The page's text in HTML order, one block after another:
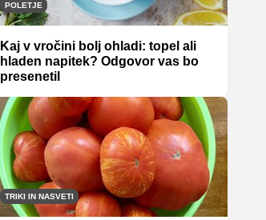
POLETJE
Kaj v vročini bolj ohladi: topel ali
hladen napitek? Odgovor vas bo
presenetil
TRIKI IN NASVETI